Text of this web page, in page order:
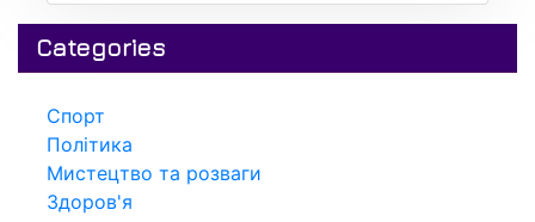
Categories
Спорт
Політика
Мистецтво та розваги
Здоров'я